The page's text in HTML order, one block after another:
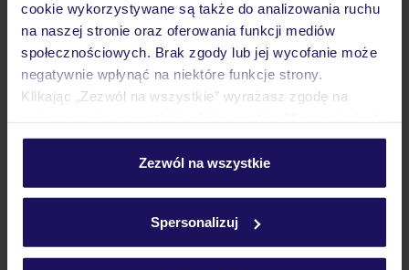
cookie wykorzystywane są także do analizowania ruchu
na naszej stronie oraz oferowania funkcji mediów
społecznościowych. Brak zgody lub jej wycofanie może
negatywnie wpłynąć na niektóre funkcje strony.
Klikając „Zezwól na wszystkie” wyrażasz zgodę na
personalizować swój wybór wchodząc w zakładkę
Szczegółowe informacje o plikach cookie znajdziesz
Zezwól na wszystkie
Spersonalizuj
Pokoje
Atrakcje
Ważne informacje